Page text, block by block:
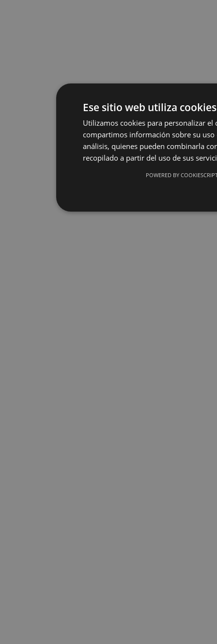
Ese sitio web utiliza cookies
Utilizamos cookies para personalizar
compartimos información sobre su
análisis, quienes pueden combinarla
recopilado a partir del uso de sus
POWERED BY